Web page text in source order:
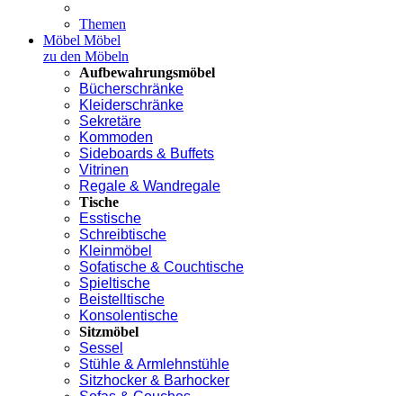
Themen
Möbel Möbel
zu den Möbeln
Aufbewahrungsmöbel
Bücherschränke
Kleiderschränke
Sekretäre
Kommoden
Sideboards & Buffets
Vitrinen
Regale & Wandregale
Tische
Esstische
Schreibtische
Kleinmöbel
Sofatische & Couchtische
Spieltische
Beistelltische
Konsolentische
Sitzmöbel
Sessel
Stühle & Armlehnstühle
Sitzhocker & Barhocker